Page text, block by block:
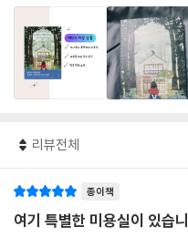
리뷰전체
종이책
여기 특별한 미용실이 있습